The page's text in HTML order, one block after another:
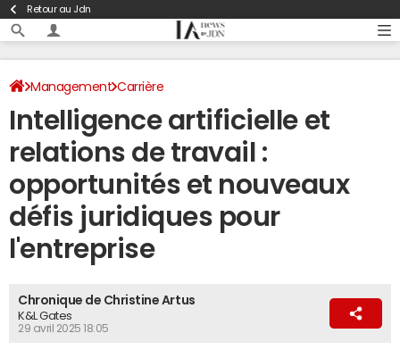
Retour au Jdn
Management Carrière
Intelligence artificielle et
relations de travail :
opportunités et nouveaux
défis juridiques pour
l'entreprise
Chronique de Christine Artus
K&L Gates
29 avril 2025 18:05